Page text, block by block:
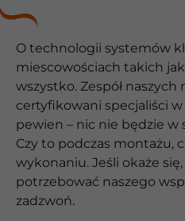
O technologii systemów
miescowościach takich
wszystko. Zespół
certyfikowani specjaliści w
pewien – nic nie będzie w
Czy to podczas montażu,
wykonaniu. Jeśli okaże
potrzebować naszego
zadzwoń.